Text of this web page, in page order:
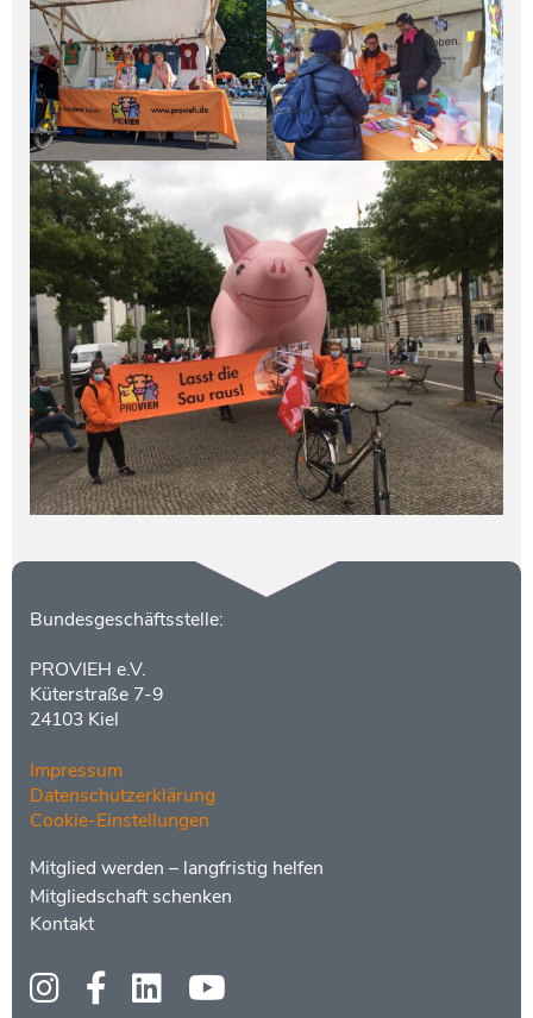
Kontakt
Bundesgeschäftsstelle:
PROVIEH e.V.
Küterstraße 7-9
24103 Kiel
Impressum
Datenschutzerklärung
Cookie-Einstellungen
Menüs
Footer
2
Mitglied werden – langfristig helfen
Mitgliedschaft schenken
Kontakt
Social
Media